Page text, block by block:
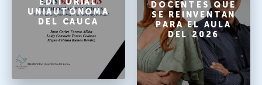
EDITORIAL
UNIAUTÓNOMA
DEL CAUCA
DOCENTES QUE
SE REINVENTAN
PARA EL AULA
DEL 2026